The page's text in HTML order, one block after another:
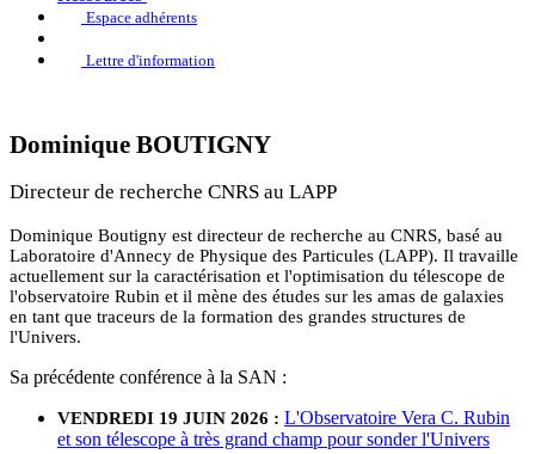
Espace adhérents
Lettre d'information
Dominique BOUTIGNY
Directeur de recherche CNRS au LAPP
Dominique Boutigny est directeur de recherche au CNRS, basé au
Laboratoire d'Annecy de Physique des Particules (LAPP). Il travaille
actuellement sur la caractérisation et l'optimisation du télescope de
l'observatoire Rubin et il mène des études sur les amas de galaxies
en tant que traceurs de la formation des grandes structures de
l'Univers.
Sa précédente conférence à la SAN :
VENDREDI 19 JUIN 2026 : L'Observatoire Vera C. Rubin
et son télescope à très grand champ pour sonder l'Univers